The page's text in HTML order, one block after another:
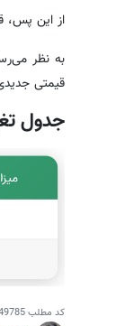
از این پس، قیمت
به نظر
قیمتی
جدول
کد مطلب